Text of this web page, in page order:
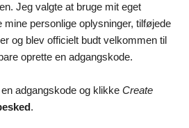
Jeg valgte at bruge mit eget
personlige oplysninger, tilføjede
og blev officielt budt velkommen til
oprette en adgangskode.
adgangskode og klikke Create
.